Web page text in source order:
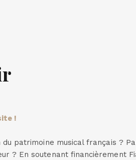
!
patrimoine musical français ?
? En soutenant financièrement